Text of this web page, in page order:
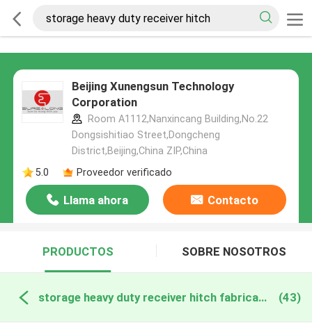
Beijing Xunengsun Technology
Corporation
Room A1112,Nanxincang Building,No.22
Dongsishitiao Street,Dongcheng
District,Beijing,China ZIP,China
5.0
Proveedor verificado
Llama ahora Contacto
PRODUCTOS SOBRE NOSOTROS
storage heavy duty receiver hitch fabricación en línea (43)